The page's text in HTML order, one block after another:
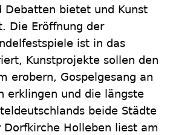
Debatten bietet und Kunst
Die Eröffnung der
ist in das
Kunstprojekte sollen den
erobern, Gospelgesang an
erklingen und die längste
beide Städte
Holleben liest am